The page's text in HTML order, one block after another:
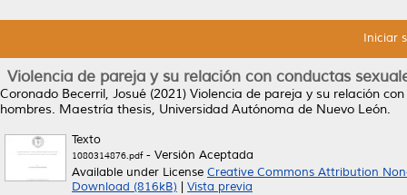
Iniciar
Violencia de pareja y su relación con conductas
Coronado Becerril, Josué (2021) Violencia de pareja y su relación
hombres. Maestría thesis, Universidad Autónoma de Nuevo León.
Texto
1080314876.pdf- Versión Aceptada
Available under License Creative Commons Attribution
Download (816kB)
Vista previa